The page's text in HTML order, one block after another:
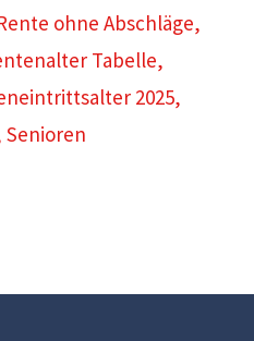
ohne Abschläge,
Tabelle,
2025,
Senioren